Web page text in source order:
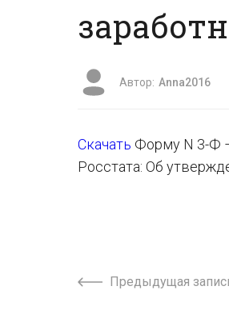
Автор: Anna2016
Скачать Форму N 3-Ф
Росстата: Об
Предыдущая